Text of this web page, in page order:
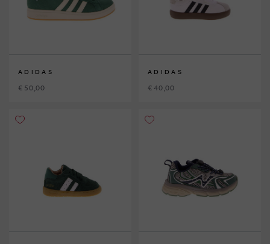
ADIDAS
€ 50,00
ADIDAS
€ 40,00